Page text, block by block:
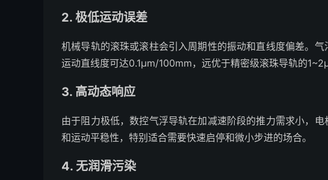
2. 极低运动误差
机械导轨的滚珠或滚柱会引入周期性的振动和直线度偏差。气
运动直线度可达0.1μm/100mm，远优于精密级滚珠导轨的
3. 高动态响应
由于阻力极低，数控气浮导轨在加减速阶段的推力需求小，
和运动平稳性，特别适合需要快速启停和微小步进的场合。
4. 无润滑污染